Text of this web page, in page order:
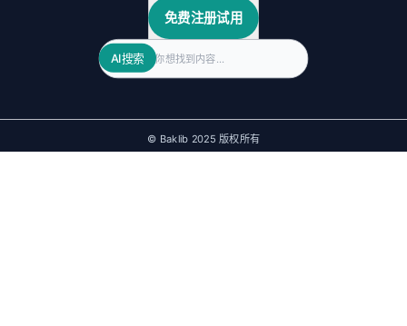
免费注册试用
Search
AI搜索
© Baklib 2025 版权所有